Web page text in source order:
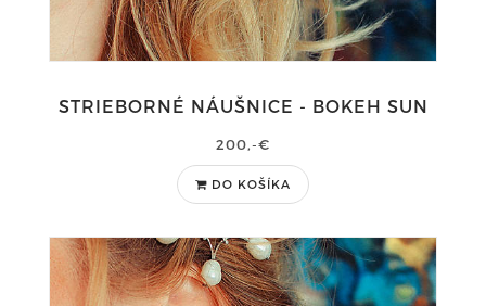
STRIEBORNÉ NÁUŠNICE - BOKEH SUN
200,-€
DO KOŠÍKA